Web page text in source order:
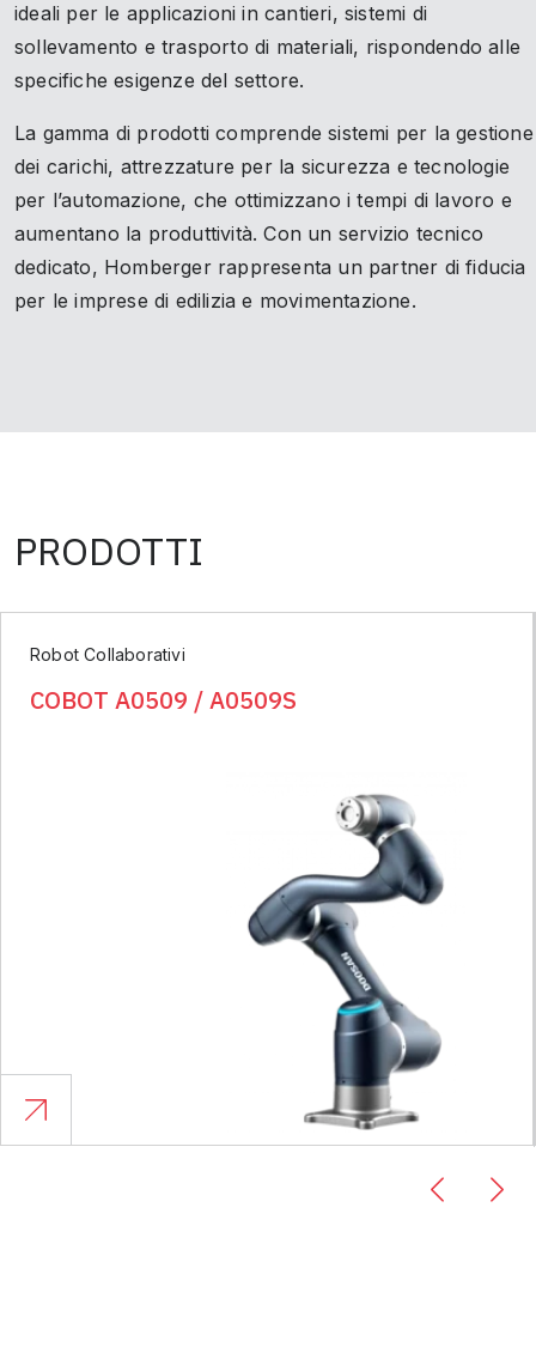
ideali per le applicazioni in cantieri, sistemi di
sollevamento e trasporto di materiali, rispondendo alle
specifiche esigenze del settore.
La gamma di prodotti comprende sistemi per la gestione
dei carichi, attrezzature per la sicurezza e tecnologie
per l’automazione, che ottimizzano i tempi di lavoro e
aumentano la produttività. Con un servizio tecnico
dedicato, Homberger rappresenta un partner di fiducia
per le imprese di edilizia e movimentazione.
PRODOTTI
Robot Collaborativi
COBOT A0509 / A0509S